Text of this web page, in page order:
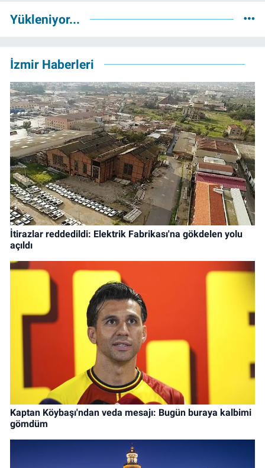
Yükleniyor...
İzmir Haberleri
İtirazlar reddedildi: Elektrik Fabrikası'na gökdelen yolu
açıldı
Kaptan Köybaşı'ndan veda mesajı: Bugün buraya kalbimi
gömdüm